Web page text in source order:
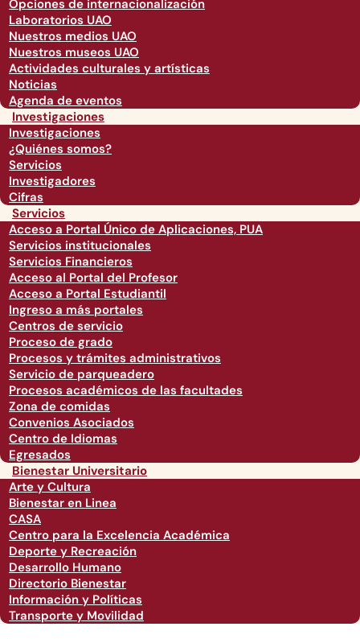
Opciones de internacionalización
Laboratorios UAO
Nuestros medios UAO
Nuestros museos UAO
Actividades culturales y artísticas
Noticias
Agenda de eventos
Investigaciones
Investigaciones
¿Quiénes somos?
Servicios
Investigadores
Cifras
Servicios
Acceso a Portal Único de Aplicaciones, PUA
Servicios institucionales
Servicios Financieros
Acceso al Portal del Profesor
Acceso a Portal Estudiantil
Ingreso a más portales
Centros de servicio
Proceso de grado
Procesos y trámites administrativos
Servicio de parqueadero
Procesos académicos de las facultades
Zona de comidas
Convenios Asociados
Centro de Idiomas
Egresados
Bienestar Universitario
Arte y Cultura
Bienestar en Linea
CASA
Centro para la Excelencia Académica
Deporte y Recreación
Desarrollo Humano
Directorio Bienestar
Información y Políticas
Transporte y Movilidad